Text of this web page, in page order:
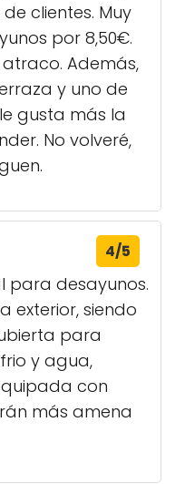
clientes. Muy
por 8,50€.
Además,
y uno de
gusta más la
No volveré,
4/5
para desayunos.
exterior, siendo
para
y agua,
con
más amena